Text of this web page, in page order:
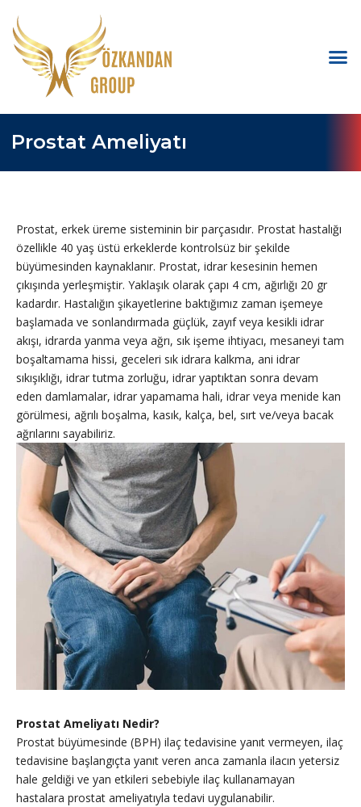
Prostat Ameliyatı
Prostat, erkek üreme sisteminin bir parçasıdır. Prostat hastalığı
özellikle 40 yaş üstü erkeklerde kontrolsüz bir şekilde
büyümesinden kaynaklanır. Prostat, idrar kesesinin hemen
çıkışında yerleşmiştir. Yaklaşık olarak çapı 4 cm, ağırlığı 20 gr
kadardır. Hastalığın şikayetlerine baktığımız zaman işemeye
başlamada ve sonlandırmada güçlük, zayıf veya kesikli idrar
akışı, idrarda yanma veya ağrı, sık işeme ihtiyacı, mesaneyi tam
boşaltamama hissi, geceleri sık idrara kalkma, ani idrar
sıkışıklığı, idrar tutma zorluğu, idrar yaptıktan sonra devam
eden damlamalar, idrar yapamama hali, idrar veya menide kan
görülmesi, ağrılı boşalma, kasık, kalça, bel, sırt ve/veya bacak
ağrılarını sayabiliriz.
Prostat Ameliyatı Nedir?
Prostat büyümesinde (BPH) ilaç tedavisine yanıt vermeyen, ilaç
tedavisine başlangıçta yanıt veren anca zamanla ilacın yetersiz
hale geldiği ve yan etkileri sebebiyle ilaç kullanamayan
hastalara prostat ameliyatıyla tedavi uygulanabilir.